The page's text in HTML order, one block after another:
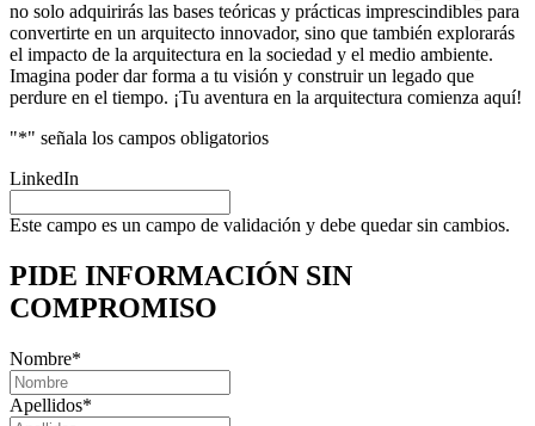
no solo adquirirás las bases teóricas y prácticas imprescindibles para
convertirte en un arquitecto innovador, sino que también explorarás
el impacto de la arquitectura en la sociedad y el medio ambiente.
Imagina poder dar forma a tu visión y construir un legado que
perdure en el tiempo. ¡Tu aventura en la arquitectura comienza aquí!
"*" señala los campos obligatorios
LinkedIn
Este campo es un campo de validación y debe quedar sin cambios.
PIDE INFORMACIÓN SIN
COMPROMISO
Nombre*
Apellidos*